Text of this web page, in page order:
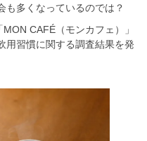
も多くなっているのでは？
CAFÉ（モンカフェ）」
用習慣に関する調査結果を発